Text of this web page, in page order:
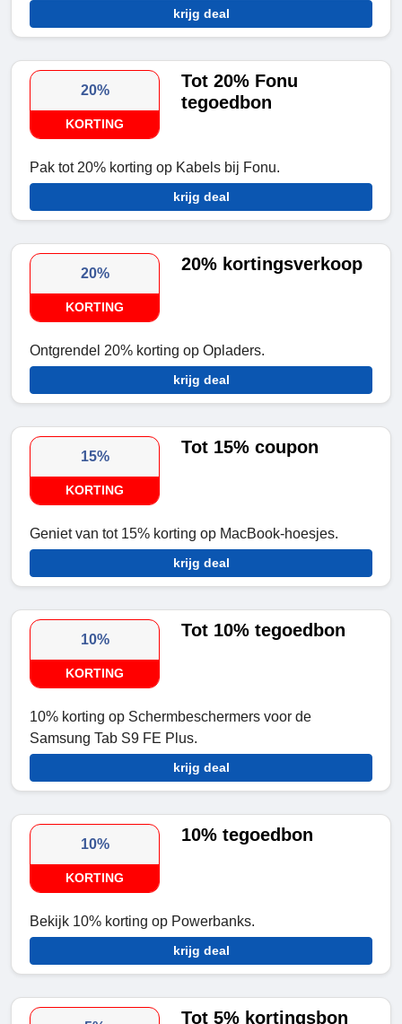
krijg deal
20%
KORTING
Tot 20% Fonu
tegoedbon
Pak tot 20% korting op Kabels bij Fonu.
krijg deal
20%
KORTING
20% kortingsverkoop
Ontgrendel 20% korting op Opladers.
krijg deal
15%
KORTING
Tot 15% coupon
Geniet van tot 15% korting op MacBook-hoesjes.
krijg deal
10%
KORTING
Tot 10% tegoedbon
10% korting op Schermbeschermers voor de
Samsung Tab S9 FE Plus.
krijg deal
10%
KORTING
10% tegoedbon
Bekijk 10% korting op Powerbanks.
krijg deal
Tot 5% kortingsbon